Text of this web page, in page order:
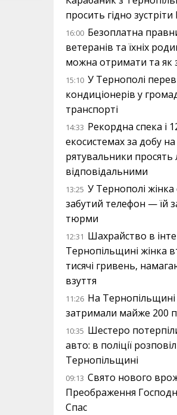
просить гідно зустріти
16:00 Безоплатна
ветеранів та їхніх
можна отримати та як
15:10 У Тернополі
кондиціонерів у
транспорті
14:33 Рекордна спека і
екосистемах за добу
рятувальники
відповідальними
13:25 У Тернополі жінка
забутий телефон — їй
тюрми
12:31 Шахрайство в
Тернопільщині жінка
тисячі гривень,
взуття
11:26 На
затримали майже 200
10:35 Шестеро
авто: в поліції
Тернопільщині
09:13 Свято нового
Преображення
Спас